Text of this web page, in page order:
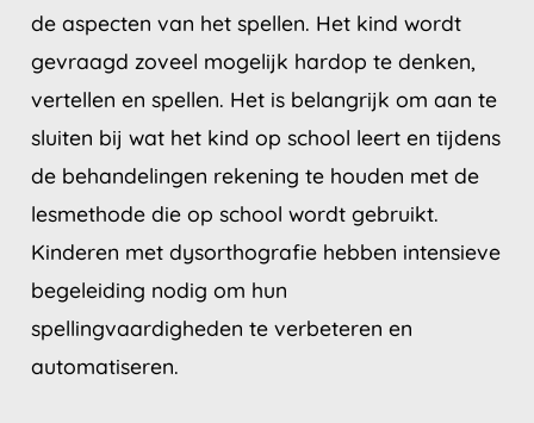
de aspecten van het spellen. Het kind wordt
gevraagd zoveel mogelijk hardop te denken,
vertellen en spellen. Het is belangrijk om aan te
sluiten bij wat het kind op school leert en tijdens
de behandelingen rekening te houden met de
lesmethode die op school wordt gebruikt.
Kinderen met dysorthografie hebben intensieve
begeleiding nodig om hun
spellingvaardigheden te verbeteren en
automatiseren.